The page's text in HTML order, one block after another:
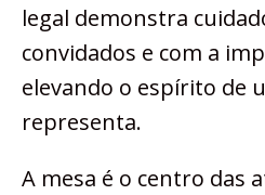
legal demonstra
convidados e com a
elevando o espírito de
representa.
A mesa é o centro das